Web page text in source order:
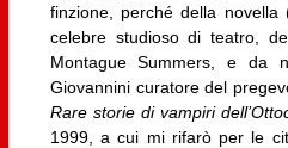
finzione, perché della
celebre studioso di teatro,
Montague Summers, e da
Giovannini curatore del
Rare storie di vampiri
1999, a cui mi rifarò per le